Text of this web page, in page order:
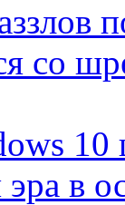
со
10
эра в